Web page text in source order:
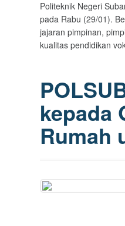
Politeknik Negeri
pada Rabu (29/01).
jajaran pimpinan,
kualitas pendidikan
kepada
Rumah